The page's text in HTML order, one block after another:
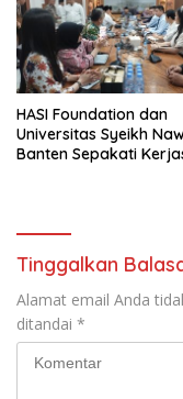
HASI Foundation dan
Universitas Syeikh
Banten Sepakati
Tinggalkan
Alamat email Anda
ditandai *